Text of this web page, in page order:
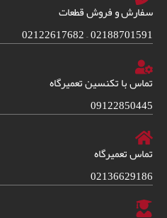
سفارش و فروش قطعات
02188701591 – 02122617682
تماس با تکنسین تعمیرگاه
09122850445
تماس تعمیرگاه
02136629186